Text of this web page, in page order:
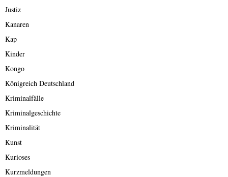
Justiz
Kanaren
Kap
Kinder
Kongo
Königreich Deutschland
Kriminalfälle
Kriminalgeschichte
Kriminalität
Kunst
Kurioses
Kurzmeldungen